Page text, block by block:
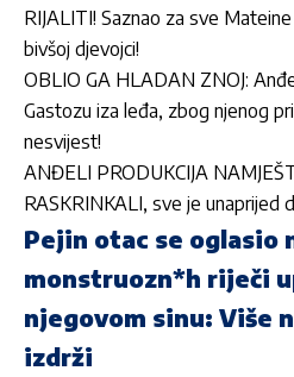
RIJALITI! Saznao za sve
bivšoj djevojci!
OBLIO GA HLADAN ZNOJ:
Gastozu iza leđa, zbog njenog
nesvijest!
ANĐELI PRODUKCIJA
RASKRINKALI, sve je unaprijed
Pejin otac se oglasio
monstruozn*h riječi
njegovom sinu: Više
izdrži